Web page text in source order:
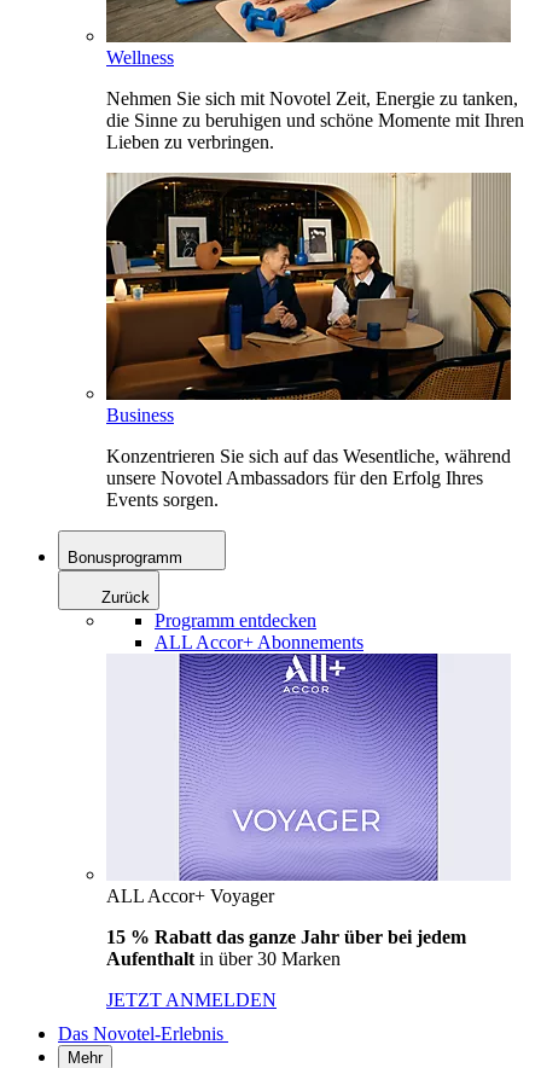
Wellness
Nehmen Sie sich mit Novotel Zeit, Energie zu tanken,
die Sinne zu beruhigen und schöne Momente mit Ihren
Lieben zu verbringen.
Business
Konzentrieren Sie sich auf das Wesentliche, während
unsere Novotel Ambassadors für den Erfolg Ihres
Events sorgen.
Bonusprogramm
Zurück
Programm entdecken
ALL Accor+ Abonnements
ALL Accor+ Voyager
15 % Rabatt das ganze Jahr über bei jedem
Aufenthalt in über 30 Marken
JETZT ANMELDEN
Das Novotel-Erlebnis
Mehr